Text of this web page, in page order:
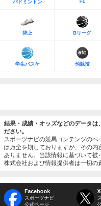
バドミントン F1
陸上 Bリーグ
学生バスケ 他競技
結果・成績・オッズなどのデータは
ださい。
スポーツナビの競馬コンテンツの
は万全を期しておりますが、その
ありません。当該情報に基づいて
株式会社および情報提供者は一切の
Facebook
スポーツナビ
公式ページ